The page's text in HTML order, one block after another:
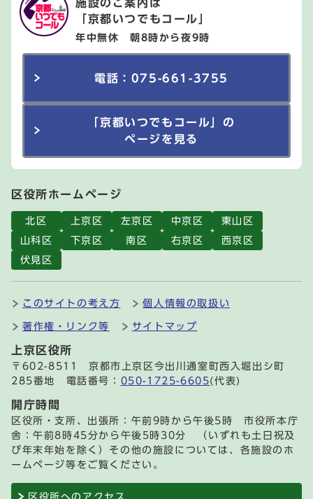
施設のご案内は
「京都いつでもコール」
年中無休 朝8時から夜9時
電話：075-661-3755
「京都いつでもコール」の
ページを見る
区役所ホームページ
北区 上京区 左京区 中京区
東山区
山科区
下京区 南区 右京区
西京区
伏見区
このサイトの考え方 個人情報の取扱い
著作権・リンク等 サイトマップ
上京区役所
〒602-8511 京都市上京区今出川通室町西入堀出シ町
285番地 電話番号： 050-1725-6605(代表)
開庁時間
区役所・支所、出張所：午前9時から午後5時 市役所本庁
舎：午前8時45分から午後5時30分 （いずれも土日祝及
び年末年始を除く）その他の施設については、各施設のホ
ームページ等をご覧ください。
区役所へのアクセス